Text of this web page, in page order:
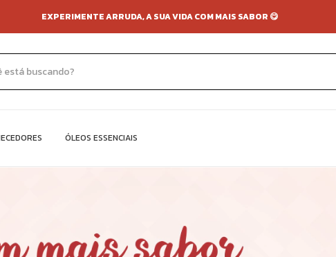
EXPERIMENTE ARRUDA, A SUA VIDA COM MAIS SABOR 😋
ÓLEOS ESSENCIAIS